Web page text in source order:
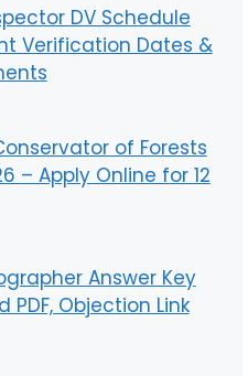
DV Schedule
Verification Dates &
of Forests
– Apply Online for 12
Answer Key
PDF, Objection Link